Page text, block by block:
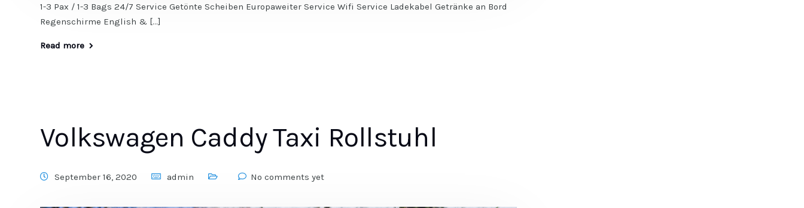
1-3 Pax / 1-3 Bags 24/7 Service Getönte Scheiben Europaweiter Service Wifi Service Ladekabel Getränke an Bord
Regenschirme English & […]
Read more
Volkswagen Caddy Taxi Rollstuhl
September 16, 2020 admin No comments yet